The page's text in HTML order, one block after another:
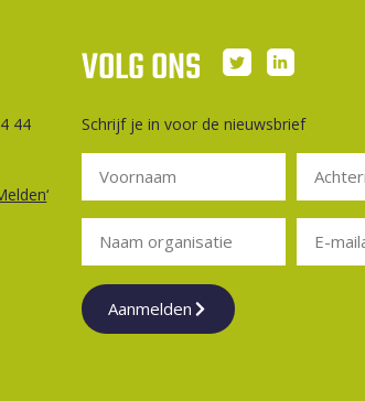
44
‘
VOLG ONS
Schrijf je in voor de nieuwsbrief
Aanmelden